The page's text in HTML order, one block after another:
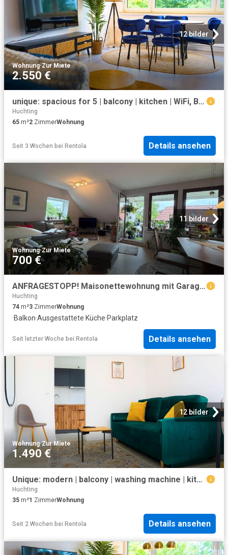
12 bilder
Wohnung·Zur Miete
2.550 €
unique: spacious for 5 | balcony | kitchen | WiFi, Bremen Amsterdam Apartments for Rent
Huchting
65 m²2 ZimmerWohnung
Seit 3 Wochen bei Rentola Details ansehen
11 bilder
Wohnung·Zur Miete
700 €
ANFRAGESTOPP! Maisonettewohnung mit Garage in schöner Lage von Huchting
Huchting
74 m²3 ZimmerWohnung
·Balkon·Ausgestattete Küche·Parkplatz
Seit letzter Woche bei Rentola Details ansehen
12 bilder
Wohnung·Zur Miete
1.490 €
Unique: modern | balcony | washing machine | kitchen, Bremen Amsterdam Apartments for Rent
Huchting
35 m²1 ZimmerWohnung
Seit 2 Wochen bei Rentola Details ansehen